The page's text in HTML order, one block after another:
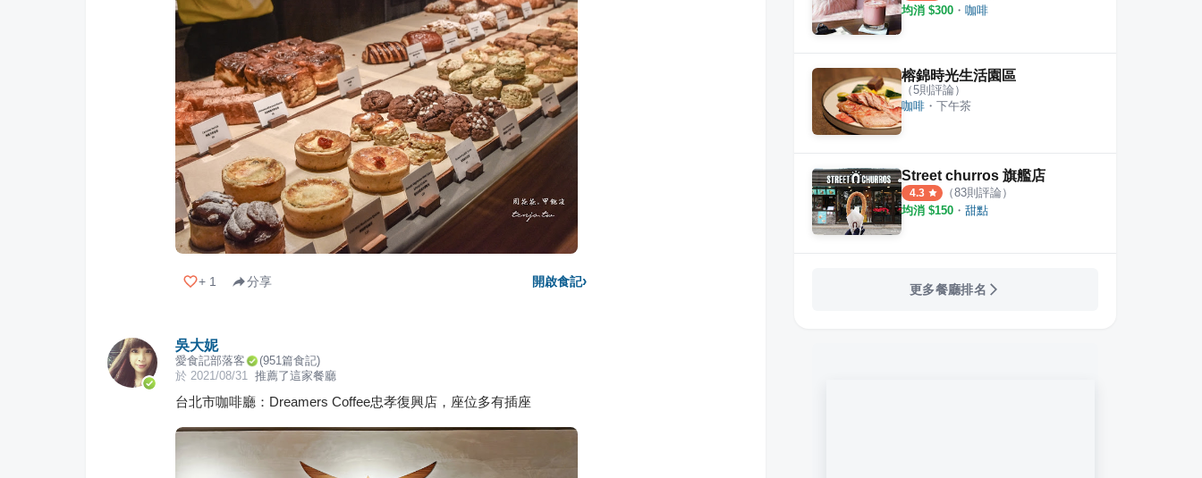
+ 1 分享 開啟食記›
吳大妮
愛食記部落客 (951篇食記)
於 2021/08/31 推薦了這家餐廳
台北市咖啡廳：Dreamers Coffee忠孝復興店，座位多有插座
均消 $300 ・ 咖啡
榕錦時光生活園區
（5則評論）
咖啡 ・ 下午茶
Street churros 旗艦店
4.3 （83則評論）
均消 $150 ・ 甜點
更多餐廳排名